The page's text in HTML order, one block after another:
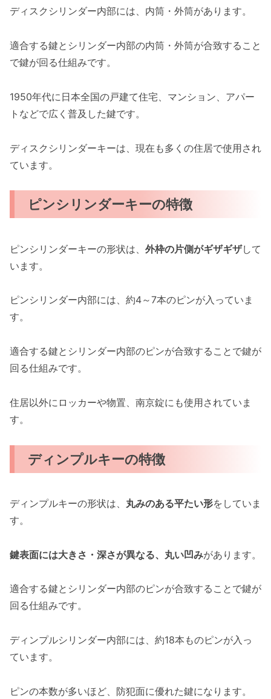
ディスクシリンダー内部には、内筒・外筒があります。
適合する鍵とシリンダー内部の内筒・外筒が合致すること
で鍵が回る仕組みです。
1950年代に日本全国の戸建て住宅、マンション、アパー
トなどで広く普及した鍵です。
ディスクシリンダーキーは、現在も多くの住居で使用され
ています。
ピンシリンダーキーの特徴
ピンシリンダーキーの形状は、 外枠の片側がギザギザして
います。
ピンシリンダー内部には、約4～7本のピンが入っていま
す。
適合する鍵とシリンダー内部のピンが合致することで鍵が
回る仕組みです。
住居以外にロッカーや物置、南京錠にも使用されていま
す。
ディンプルキーの特徴
ディンプルキーの形状は、 丸みのある平たい形をしていま
す。
鍵表面には大きさ・深さが異なる、丸い凹みがあります。
適合する鍵とシリンダー内部のピンが合致することで鍵が
回る仕組みです。
ディンプルシリンダー内部には、約18本ものピンが入っ
ています。
ピンの本数が多いほど、防犯面に優れた鍵になります。